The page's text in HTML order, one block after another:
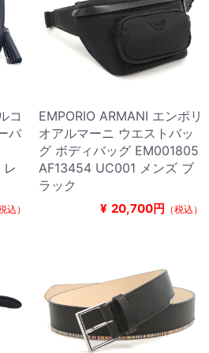
コ
バ
込）
EMPORIO ARMANI エンポリ
オアルマーニ ウエストバッ
グ ボディバッグ EM001805
AF13454 UC001 メンズ ブ
ラック
¥ 20,700円 （税込）